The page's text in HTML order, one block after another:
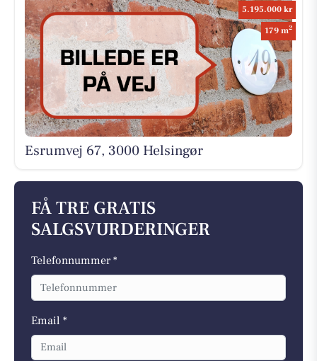
5.195.000 kr
179 m2
Esrumvej 67, 3000 Helsingør
FÅ TRE GRATIS
SALGSVURDERINGER
Telefonnummer *
Email *